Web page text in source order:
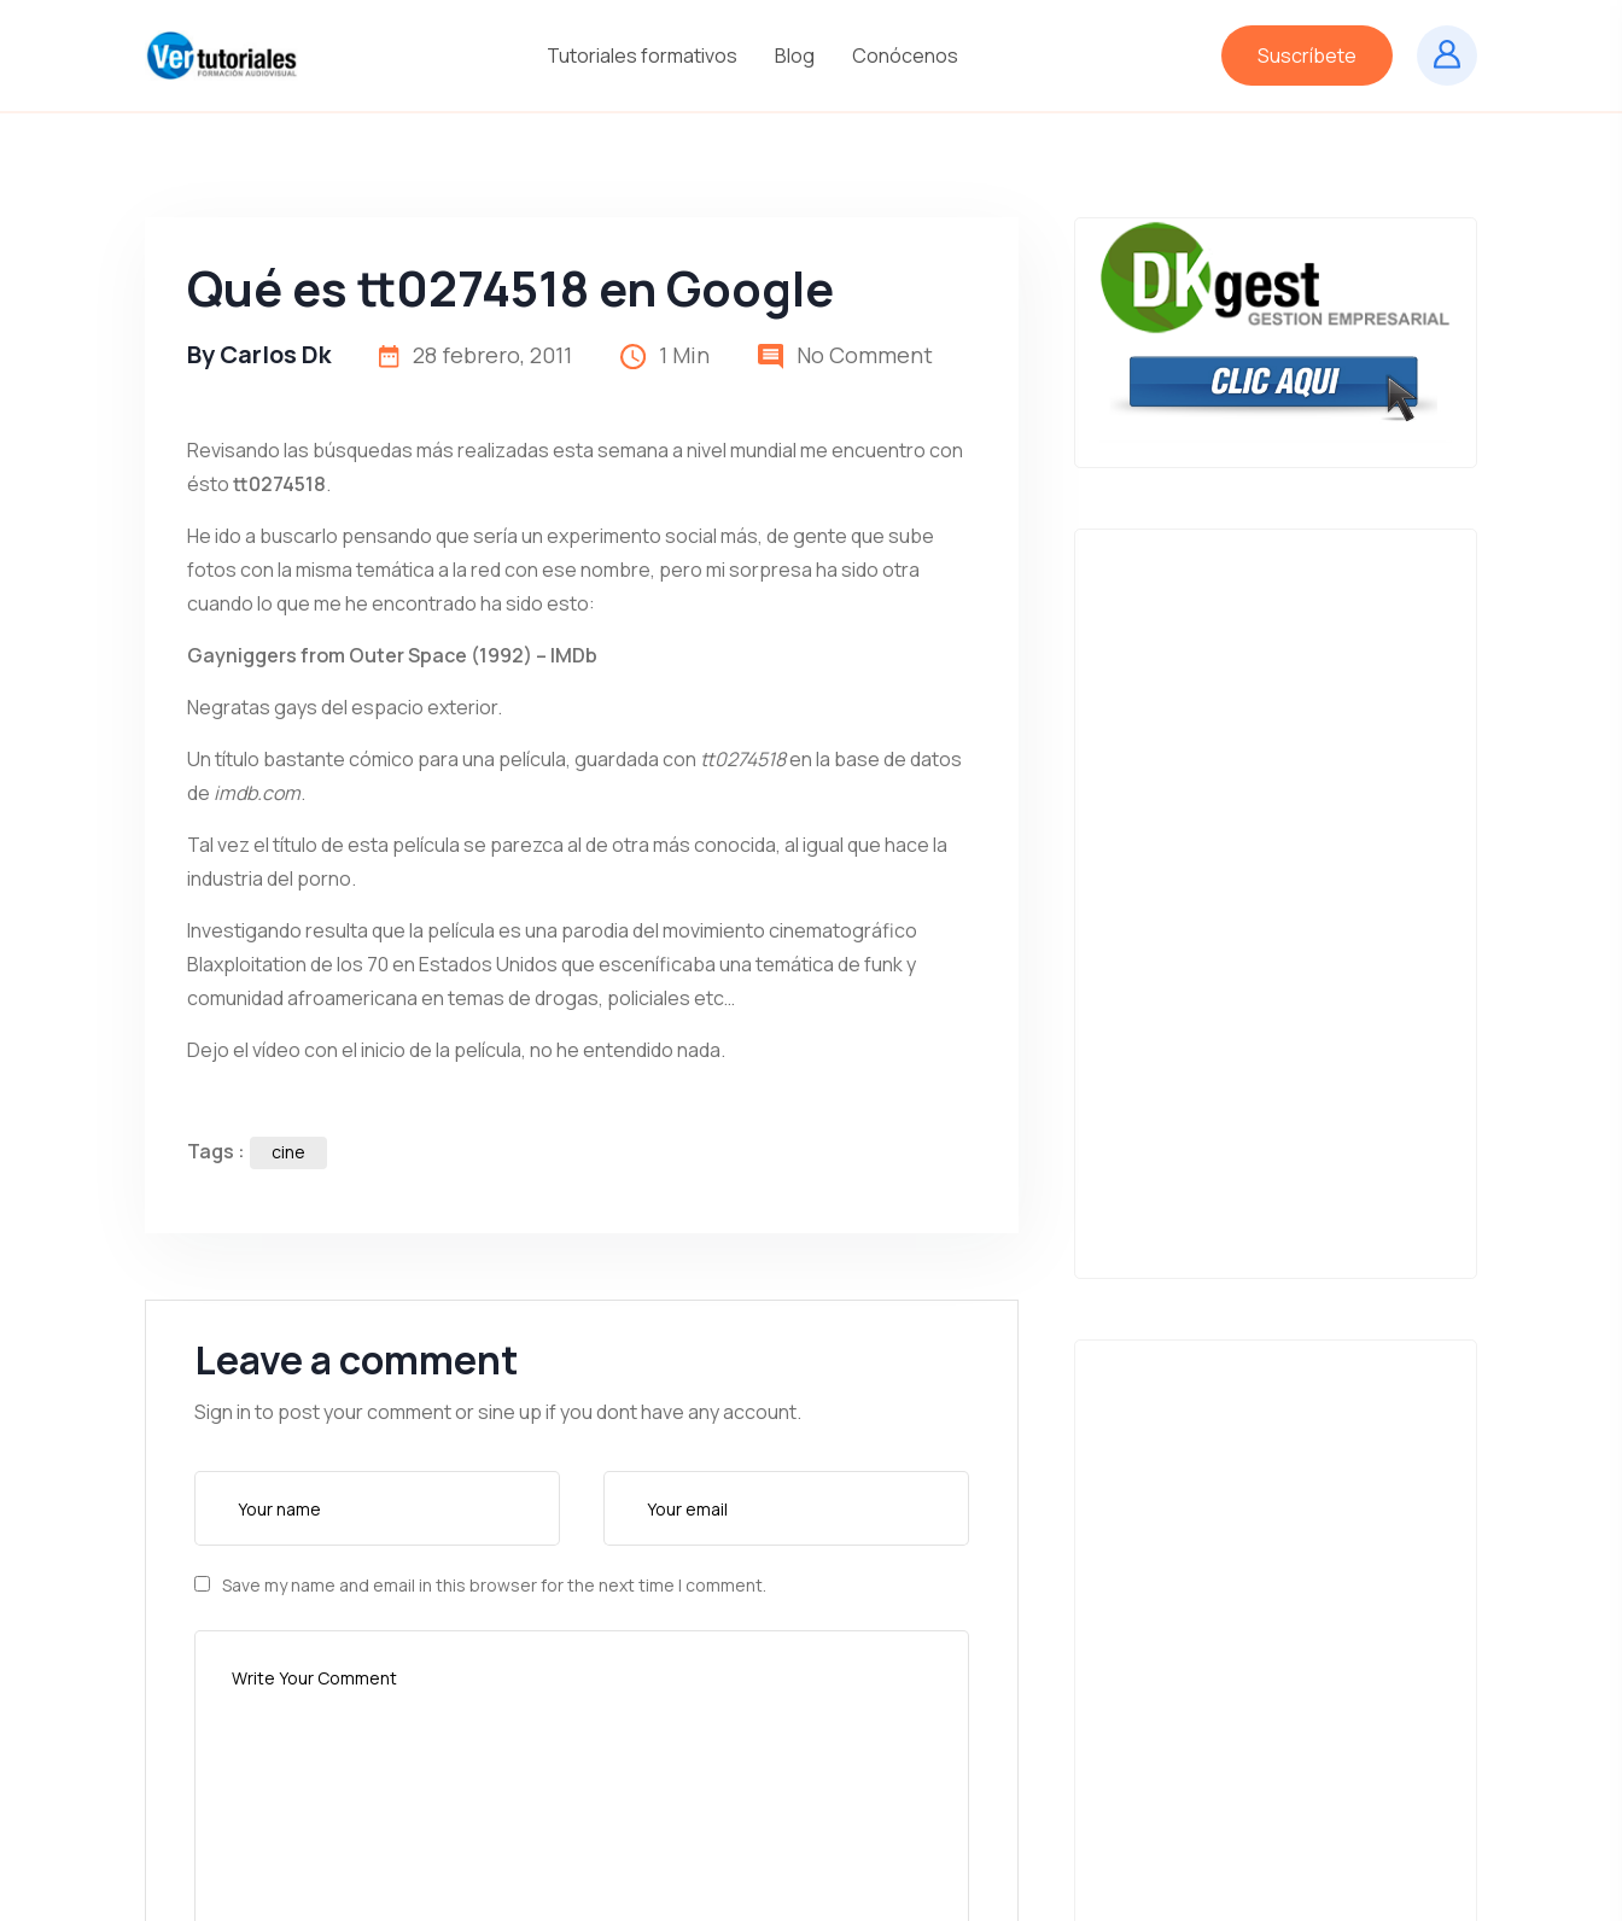
Tutoriales formativos Blog Conócenos Suscríbete
Qué es tt0274518 en Google
ByCarlos Dk 28 febrero, 2011 1 Min No Comment
Revisando las búsquedas más realizadas esta semana a nivel mundial me encuentro con
éstott0274518.
He ido a buscarlo pensando que sería un experimento social más, de gente que sube
fotos con la misma temática a la red con ese nombre, pero mi sorpresa ha sido otra
cuando lo que me he encontrado ha sido esto:
Gayniggers from Outer Space (1992) – IMDb
Negratas gays del espacio exterior.
Un título bastante cómico para una película, guardada con tt0274518en la base de datos
de imdb.com.
Tal vez el título de esta película se parezca al de otra más conocida, al igual que hace la
industria del porno.
Investigando resulta que la película es una parodia del movimiento cinematográfico
Blaxploitation de los 70 en Estados Unidos que esceníficaba una temática de funk y
comunidad afroamericana en temas de drogas, policiales etc…
Dejo el vídeo con el inicio de la película, no he entendido nada.
Tags : cine
Leave a comment
Sign in to post your comment or sine up if you dont have any account.
Save my name and email in this browser for the next time I comment.